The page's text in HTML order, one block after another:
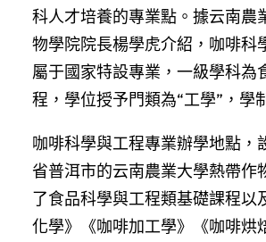
科人才培養的專業點。據云南農
物學院院長楊學虎介紹，咖啡科
屬于國家特設專業，一級學科為
程，學位授予門類為“工學”，學
咖啡科學與工程專業辦學地點，
省普洱市的云南農業大學熱帶作
了食品科學與工程類基礎課程以
化學》《咖啡加工學》《咖啡烘